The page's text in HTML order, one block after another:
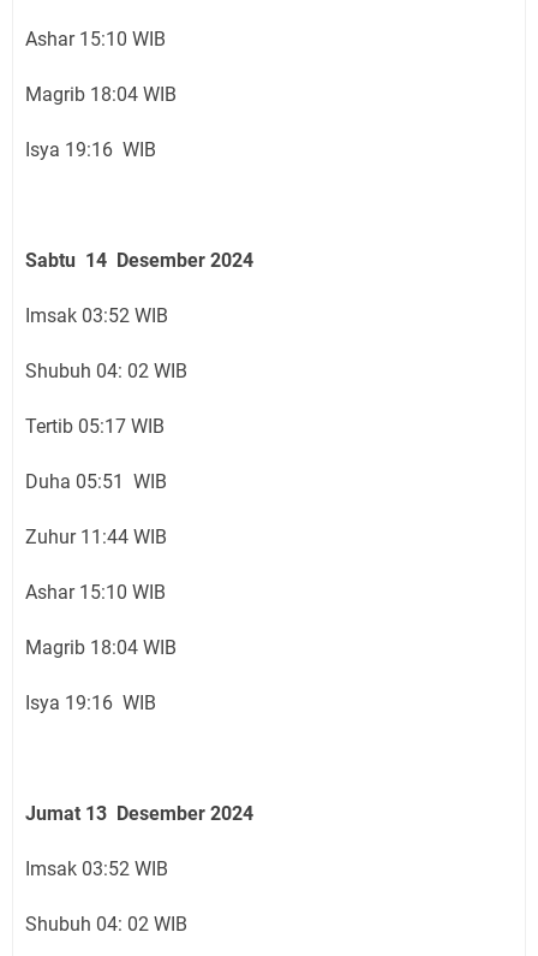
Ashar 15:10 WIB
Magrib 18:04 WIB
Isya 19:16 WIB
Sabtu 14 Desember 2024
Imsak 03:52 WIB
Shubuh 04: 02 WIB
Tertib 05:17 WIB
Duha 05:51 WIB
Zuhur 11:44 WIB
Ashar 15:10 WIB
Magrib 18:04 WIB
Isya 19:16 WIB
Jumat 13 Desember 2024
Imsak 03:52 WIB
Shubuh 04: 02 WIB